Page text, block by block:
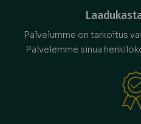
Palvelumme on tarkoitus
Palvelemme sinua